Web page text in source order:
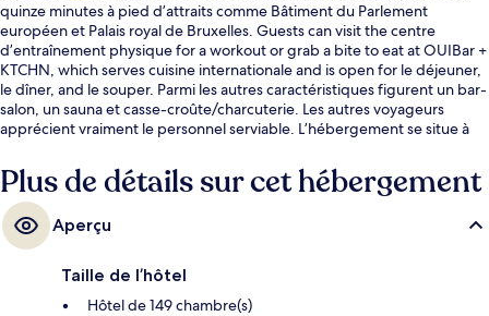
quinze minutes à pied d’attraits comme Bâtiment du Parlement
européen et Palais royal de Bruxelles. Guests can visit the centre
d’entraînement physique for a workout or grab a bite to eat at OUIBar +
KTCHN, which serves cuisine internationale and is open for le déjeuner,
le dîner, and le souper. Parmi les autres caractéristiques figurent un bar-
salon, un sauna et casse-croûte/charcuterie. Les autres voyageurs
apprécient vraiment le personnel serviable. L’hébergement se situe à
Troon se trouve à 8 minutes et Station Maalbeek-Maelbeek est
à 10 minutes.
Plus de détails sur cet hébergement
Aperçu
Taille de l’hôtel
Hôtel de 149 chambre(s)